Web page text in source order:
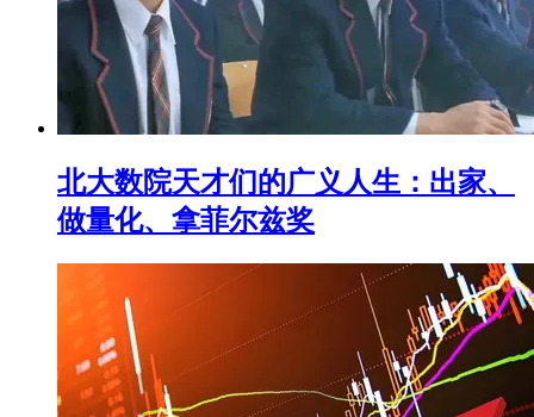
北大数院天才们的广义人生：出家、
做量化、拿菲尔兹奖